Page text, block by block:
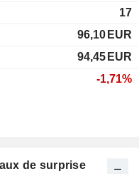
17
96,10 EUR
94,45 EUR
-1,71%
de surprise